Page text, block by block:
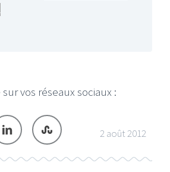
vos réseaux sociaux :
2 août 2012